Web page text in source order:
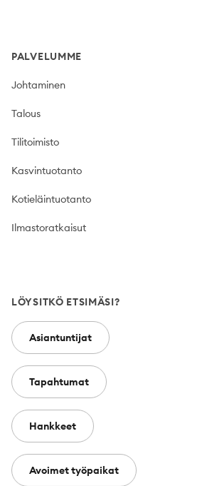
PALVELUMME
Johtaminen
Talous
Tilitoimisto
Kasvintuotanto
Kotieläintuotanto
Ilmastoratkaisut
LÖYSITKÖ ETSIMÄSI?
Asiantuntijat
Tapahtumat
Hankkeet
Avoimet työpaikat